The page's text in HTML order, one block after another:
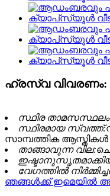
ഹ്രസ്വ വിവരണം:
സ്ഥിര
സ്ഥിരമായ സ്വത്ത്:
സാമ്പത്തിക ആസ്തികൾ
താങ്ങാവുന്ന വില:
വേഗത്തിൽ
ഞങ്ങൾക്ക് ഇമെയിൽ